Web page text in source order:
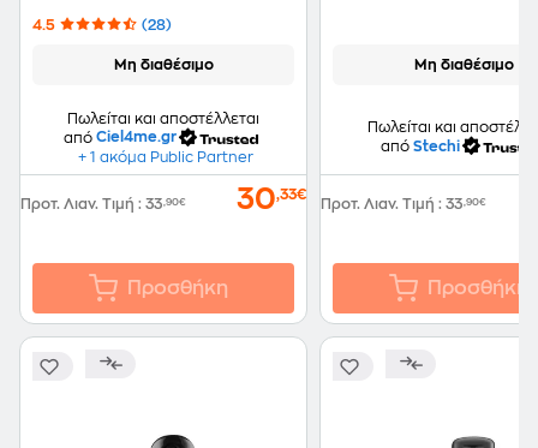
4.5 (28)
Μη διαθέσιμο
Πωλείται και αποστέλλεται
από Ciel4me.gr
+ 1 ακόμα Public Partner
Προτ. Λιαν. Τιμή : 33,90€ 30,33€
Προσθήκη
Μη διαθέσιμο
Πωλείται και
από Stechi
Προτ. Λιαν. Τιμή : 33,90€
Προσθήκη